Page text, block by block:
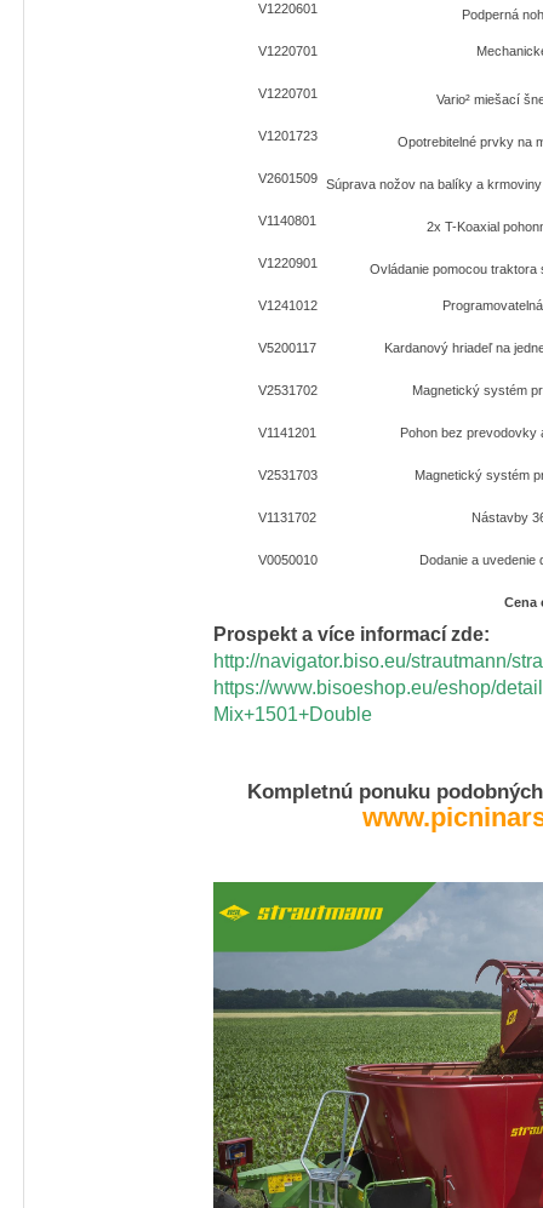
V1220601 Podperná
V1220701
V1220701 Vario² miešací
V1201723 Opotrebitelné prvky na
V2601509 Súprava nožov na balíky a
V1140801 2x T-Koaxial
V1220901 Ovládanie pomocou traktora
V1241012
V5200117 Kardanový hriadeľ na
V2531702 Magnetický systém
V1141201 Pohon bez prevodovky
V2531703 Magnetický systém
V1131702 Nástavby
V0050010 Dodanie a
Cena
Prospekt a více informací zde:
http://navigator.biso.eu/strautmann/
https://www.bisoeshop.eu/eshop/
Mix+1501+Double
Kompletnú ponuku